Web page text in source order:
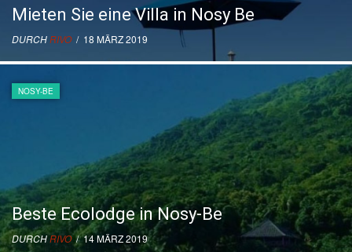
Mieten Sie eine Villa in Nosy Be
DURCHRIVO/ 18 MÄRZ 2019
NOSY-BE
Beste Ecolodge in Nosy-Be
DURCHRIVO/ 14 MÄRZ 2019